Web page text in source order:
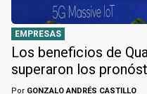
EMPRESAS
Los beneficios de
superaron los
Por GONZALO ANDRÉS CASTILLO